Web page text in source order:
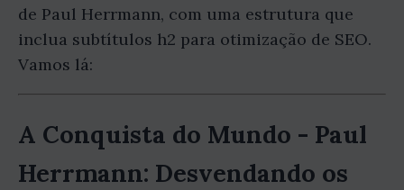
de Paul Herrmann, com uma estrutura que
inclua subtítulos h2 para otimização de SEO.
Vamos lá:
A Conquista do Mundo - Paul
Herrmann: Desvendando os